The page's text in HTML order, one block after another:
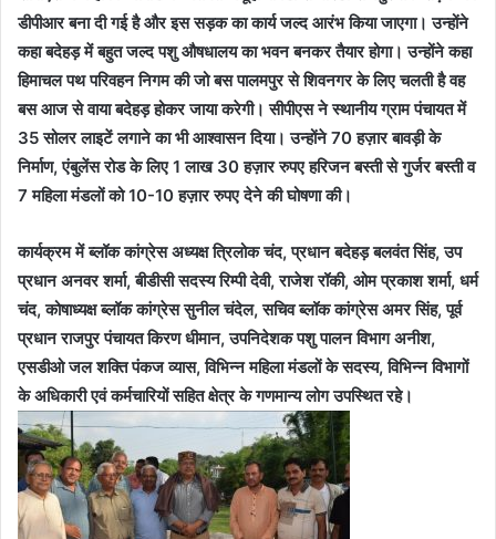
डीपीआर बना दी गई है और इस सड़क का कार्य जल्द आरंभ किया जाएगा। उन्होंने
कहा बदेहड़ में बहुत जल्द पशु औषधालय का भवन बनकर तैयार होगा। उन्होंने कहा
हिमाचल पथ परिवहन निगम की जो बस पालमपुर से शिवनगर के लिए चलती है वह
बस आज से वाया बदेहड़ होकर जाया करेगी। सीपीएस ने स्थानीय ग्राम पंचायत में
35 सोलर लाइटें लगाने का भी आश्वासन दिया। उन्होंने 70 हज़ार बावड़ी के
निर्माण, एंबुलेंस रोड के लिए 1 लाख 30 हज़ार रुपए हरिजन बस्ती से गुर्जर बस्ती व
7 महिला मंडलों को 10-10 हज़ार रुपए देने की घोषणा की।
कार्यक्रम में ब्लॉक कांग्रेस अध्यक्ष त्रिलोक चंद, प्रधान बदेहड़ बलवंत सिंह, उप
प्रधान अनवर शर्मा, बीडीसी सदस्य रिम्पी देवी, राजेश रॉकी, ओम प्रकाश शर्मा, धर्म
चंद, कोषाध्यक्ष ब्लॉक कांग्रेस सुनील चंदेल, सचिव ब्लॉक कांग्रेस अमर सिंह, पूर्व
प्रधान राजपुर पंचायत किरण धीमान, उपनिदेशक पशु पालन विभाग अनीश,
एसडीओ जल शक्ति पंकज व्यास, विभिन्न महिला मंडलों के सदस्य, विभिन्न विभागों
के अधिकारी एवं कर्मचारियों सहित क्षेत्र के गणमान्य लोग उपस्थित रहे।